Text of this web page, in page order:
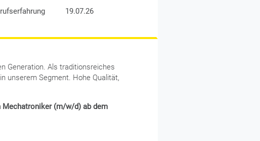
19.07.26
Generation. Als traditionsreiches
unserem Segment. Hohe Qualität,
Mechatroniker (m/w/d) ab dem